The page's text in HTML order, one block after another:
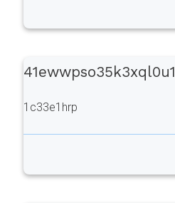
41ewwpso35k3xql0u1
1c33e1hrp